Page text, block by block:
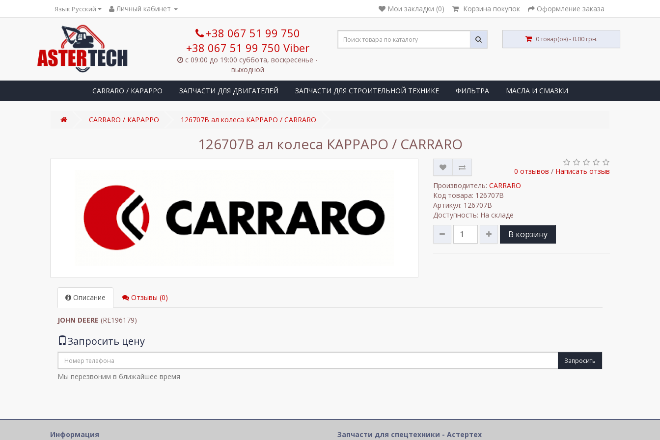
Язык Русский Личный кабинет Мои закладки (0) Корзина покупок Оформление заказа
+38 067 51 99 750
+38 067 51 99 750 Viber
с 09:00 до 19:00 суббота, воскресенье -
выходной
0 товар(ов) - 0.00 грн.
CARRARO / КАРАРРО ЗАПЧАСТИ ДЛЯ ДВИГАТЕЛЕЙ ЗАПЧАСТИ ДЛЯ СТРОИТЕЛЬНОЙ ТЕХНИКЕ ФИЛЬТРА МАСЛА И СМАЗКИ
CARRARO / КАРАРРО 126707В ал колеса КАРРАРО / CARRARO
126707В ал колеса КАРРАРО / CARRARO
0 отзывов / Написать отзыв
Производитель: CARRARO
Код товара: 126707В
Артикул: 126707В
Доступность: На складе
В корзину
Описание Отзывы (0)
JOHN DEERE (RE196179)
Запросить цену
Запросить
Мы перезвоним в ближайшее время
Информация Запчасти для спецтехники - Астертех